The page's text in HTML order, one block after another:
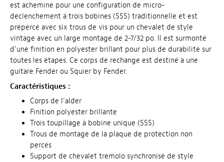
est acheminé pour une configuration de micro-
déclenchement à trois bobines (SSS) traditionnelle et est
prépercé avec six trous de vis pour un chevalet de style
vintage avec un large montage de 2-7/32 po. Il est surmonté
d’une finition en polyester brillant pour plus de durabilité sur
toutes les étapes. Ce corps de rechange est destiné à une
guitare Fender ou Squier by Fender.
Caractéristiques :
Corps de l’alder
Finition polyester brillante
Trois toupillage à bobine unique (SSS)
Trous de montage de la plaque de protection non
percés
Support de chevalet tremolo synchronisé de style